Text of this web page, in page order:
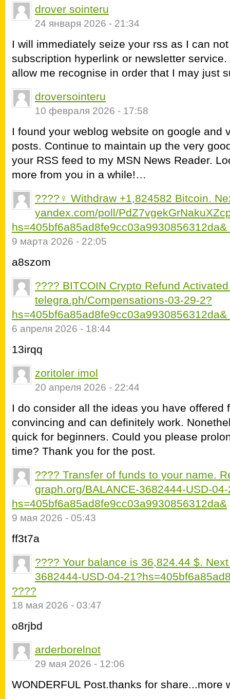
drover sointeru
24 января 2026 - 21:34
I will immediately seize your rss as I can
subscription hyperlink or newsletter
allow me recognise in order that I may just
droversointeru
10 февраля 2026 - 17:58
I found your weblog website on google and
posts. Continue to maintain up the very
your RSS feed to my MSN News Reader.
more from you in a while!…
????‍♀️ Withdraw +1,824582 Bitcoin.
yandex.com/poll/
9 марта 2026 - 22:05
a8szom
???? BITCOIN Crypto Refund
telegra.ph/Compensations-03-29-2?
hs=405bf6a85ad8fe9cc03a9930856312da&
6 апреля 2026 - 18:44
13irqq
zoritoler imol
20 апреля 2026 - 22:44
I do consider all the ideas you have offered
convincing and can definitely work.
quick for beginners. Could you please
time? Thank you for the post.
???? Transfer of funds to your name.
graph.org/BALANCE-3682444-USD-
hs=405bf6a85ad8fe9cc03a9930856312da&
9 мая 2026 - 05:43
ff3t7a
???? Your balance is 36,824.44 $.
3682444-USD-04-
????
18 мая 2026 - 03:47
o8rjbd
arderborelnot
29 мая 2026 - 12:06
WONDERFUL Post.thanks for share...more